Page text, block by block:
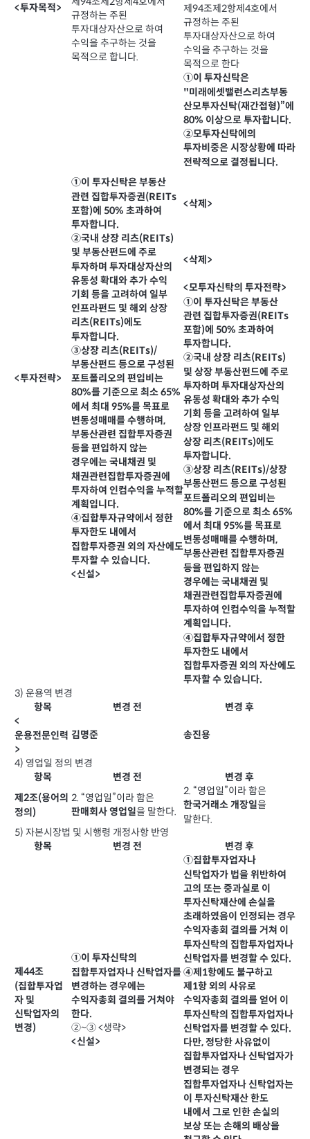
<투자목적>
규정하는 주된
투자대상자산으로 하여
수익을 추구하는 것을
목적으로 합니다.
제94조제2항제4호에서
규정하는 주된
투자대상자산으로 하여
수익을 추구하는 것을
목적으로 한다
<투자전략>
①이 투자신탁은 부동산
관련 집합투자증권(REITs
포함)에 50% 초과하여
투자합니다.
②국내 상장 리츠(REITs)
및 부동산펀드에 주로
투자하며 투자대상자산의
유동성 확대와 추가 수익
기회 등을 고려하여 일부
인프라펀드 및 해외 상장
리츠(REITs)에도
투자합니다.
③상장 리츠(REITs)/
부동산펀드 등으로 구성된
포트폴리오의 편입비는
80%를 기준으로 최소 65%
에서 최대 95%를 목표로
변동성매매를 수행하며,
부동산관련 집합투자증권
등을 편입하지 않는
경우에는 국내채권 및
채권관련집합투자증권에
투자하여 인컴수익을 누적할
계획입니다.
④집합투자규약에서 정한
투자한도 내에서
집합투자증권 외의 자산에도
투자할 수 있습니다.
<신설>
①이 투자신탁은
"미래에셋밸런스리츠부동
산모투자신탁(재간접형)”에
80% 이상으로 투자합니다.
②모투자신탁에의
투자비중은 시장상황에 따라
전략적으로 결정됩니다.
<삭제>
<삭제>
<모투자신탁의 투자전략>
①이 투자신탁은 부동산
관련 집합투자증권(REITs
포함)에 50% 초과하여
투자합니다.
②국내 상장 리츠(REITs)
및 상장 부동산펀드에 주로
투자하며 투자대상자산의
유동성 확대와 추가 수익
기회 등을 고려하여 일부
상장 인프라펀드 및 해외
상장 리츠(REITs)에도
투자합니다.
③상장 리츠(REITs)/상장
부동산펀드 등으로 구성된
포트폴리오의 편입비는
80%를 기준으로 최소 65%
에서 최대 95%를 목표로
변동성매매를 수행하며,
부동산관련 집합투자증권
등을 편입하지 않는
경우에는 국내채권 및
채권관련집합투자증권에
투자하여 인컴수익을 누적할
계획입니다.
④집합투자규약에서 정한
투자한도 내에서
집합투자증권 외의 자산에도
투자할 수 있습니다.
3) 운용역 변경
항목
변경 전
변경 후
<
운용전문인력
>
김명준 송진용
4) 영업일 정의 변경
항목
변경 전
변경 후
제2조(용어의
정의)
2. “영업일”이라 함은
판매회사 영업일을 말한다.
2. “영업일”이라 함은
한국거래소 개장일을
말한다.
5) 자본시장법 및 시행령 개정사항 반영
항목
변경 전 변경 후
제44조
(집합투자업
자 및
신탁업자의
변경)
①이 투자신탁의
집합투자업자나 신탁업자를
변경하는 경우에는
수익자총회 결의를 거쳐야
한다.
②~③ <생략>
<신설>
①집합투자업자나
신탁업자가 법을 위반하여
고의 또는 중과실로 이
투자신탁재산에 손실을
초래하였음이 인정되는 경우
수익자총회 결의를 거쳐 이
투자신탁의 집합투자업자나
신탁업자를 변경할 수 있다.
④제1항에도 불구하고
제1항 외의 사유로
수익자총회 결의를 얻어 이
투자신탁의 집합투자업자나
신탁업자를 변경할 수 있다.
다만, 정당한 사유없이
집합투자업자나 신탁업자가
변경되는 경우
집합투자업자나 신탁업자는
이 투자신탁재산 한도
내에서 그로 인한 손실의
보상 또는 손해의 배상을